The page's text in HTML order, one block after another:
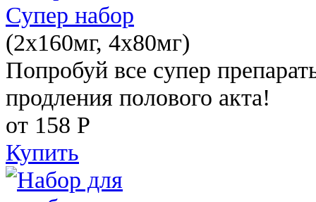
Супер набор
(2х160мг, 4х80мг)
Попробуй все супер
продления полового акта!
от 158 Р
Купить